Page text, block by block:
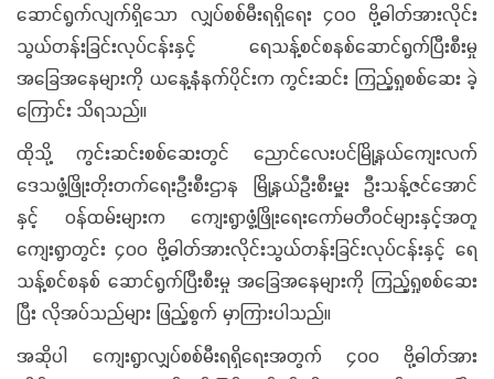
ဆောင်ရွက်လျက်ရှိသော လျှပ်စစ်မီးရရှိရေး ၄၀၀ ဗို့ဓါတ်အားလိုင်း
သွယ်တန်းခြင်းလုပ်ငန်းနှင့် ရေသန့်စင်စနစ်ဆောင်ရွက်ပြီးစီးမှု
အခြေအနေများကို ယနေ့နံနက်ပိုင်းက ကွင်းဆင်း ကြည့်ရှုစစ်ဆေး ခဲ့
ကြောင်း သိရသည်။
ထိုသို့ ကွင်းဆင်းစစ်ဆေးတွင် ညောင်လေးပင်မြို့နယ်ကျေးလက်
ဒေသဖွံ့ဖြိုးတိုးတက်ရေးဦးစီးဌာန မြို့နယ်ဦးစီးမှူး ဦးသန့်ဇင်အောင်
နှင့် ဝန်ထမ်းများက ကျေးရွာဖွံ့ဖြိုးရေးကော်မတီဝင်များနှင့်အတူ
ကျေးရွာတွင်း ၄၀၀ ဗို့ဓါတ်အားလိုင်းသွယ်တန်းခြင်းလုပ်ငန်းနှင့် ရေ
သန့်စင်စနစ် ဆောင်ရွက်ပြီးစီးမှု အခြေအနေများကို ကြည့်ရှုစစ်ဆေး
ပြီး လိုအပ်သည်များ ဖြည့်စွက် မှာကြားပါသည်။
အဆိုပါ ကျေးရွာလျှပ်စစ်မီးရရှိရေးအတွက် ၄၀၀ ဗို့ဓါတ်အား